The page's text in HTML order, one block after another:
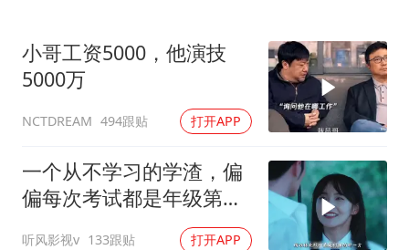
台当局重金为“台独”织“皇帝新衣”
几元成本的AI广告导致千万市值蒸发
乐享全民健身 共筑健康中国
小哥工资5000，他演技
5000万
NCTDREAM 494跟贴 打开APP
一个从不学习的学渣，偏
偏每次考试都是年级第
听风影视v 133跟贴 打开APP